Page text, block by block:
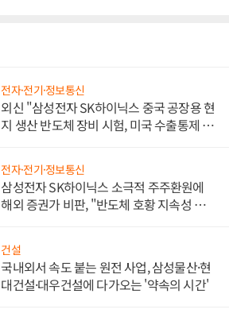
전자·전기·정보통신
외신 "삼성전자 SK하이닉스 중국 공장용 현
지 생산 반도체 장비 시험, 미국 수출통제 대
전자·전기·정보통신
삼성전자 SK하이닉스 소극적 주주환원에
해외 증권가 비판, "반도체 호황 지속성 의
건설
국내외서 속도 붙는 원전 사업, 삼성물산·현
대건설·대우건설에 다가오는 '약속의 시간'